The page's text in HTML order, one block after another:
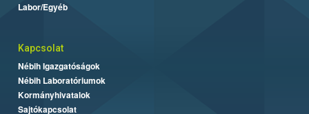
Labor/Egyéb
Kapcsolat
Nébih Igazgatóságok
Nébih Laboratóriumok
Kormányhivatalok
Sajtókapcsolat